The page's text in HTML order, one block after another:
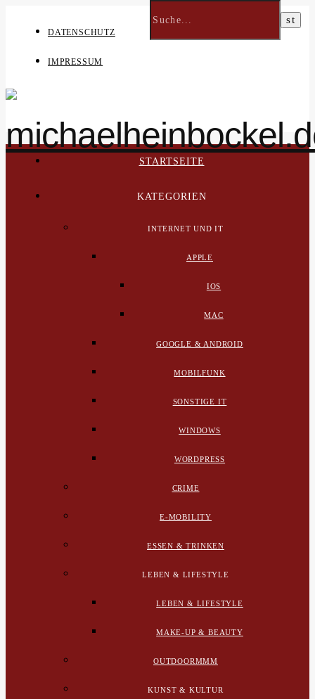
DATENSCHUTZ
IMPRESSUM
STARTSEITE
KATEGORIEN
INTERNET UND IT
APPLE
IOS
MAC
GOOGLE & ANDROID
MOBILFUNK
SONSTIGE IT
WINDOWS
WORDPRESS
CRIME
E-MOBILITY
ESSEN & TRINKEN
LEBEN & LIFESTYLE
LEBEN & LIFESTYLE
MAKE-UP & BEAUTY
OUTDOORMMM
KUNST & KULTUR